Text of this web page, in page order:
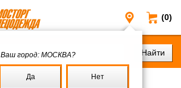
(0)
Москва
Ваш город: МОСКВА?
Да Нет